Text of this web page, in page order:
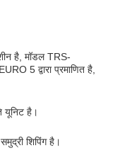
है, मॉडल TRS-
5 द्वारा प्रमाणित है,
यूनिट है।
शिपिंग है।